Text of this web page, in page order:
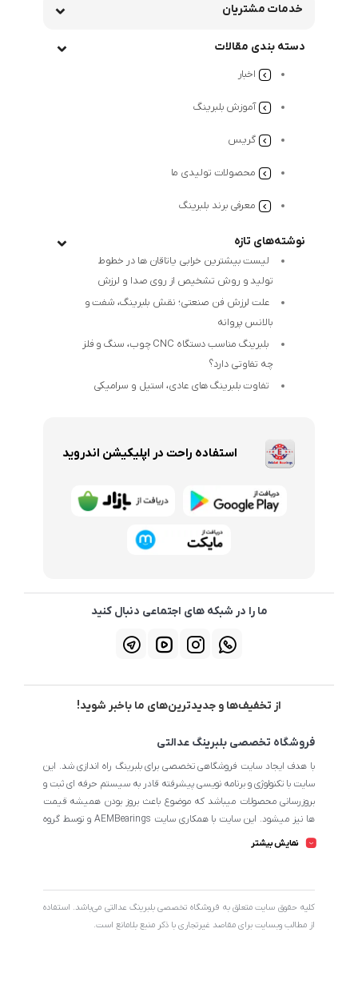
خدمات مشتریان
دسته بندی مقالات
اخبار
آموزش بلبرینگ
گریس
محصولات تولیدی ما
معرفی برند بلبرینگ
نوشته‌های تازه
لیست بیشترین خرابی‌ یاتاقان ها در خطوط
تولید و روش تشخیص از روی صدا و لرزش
علت لرزش فن صنعتی؛ نقش بلبرینگ، شفت و
بالانس پروانه
بلبرینگ مناسب دستگاه CNC چوب، سنگ و فلز
چه تفاوتی دارد؟
تفاوت بلبرینگ های عادی، استیل و سرامیکی
استفاده راحت در اپلیکیشن اندروید
ما را در شبکه های اجتماعی دنبال کنید
از تخفیف‌ها و جدیدترین‌های ما باخبر شوید!
فروشگاه تخصصی بلبرینگ عدالتی
با هدف ایجاد سایت فروشگاهی تخصصی برای بلبرینگ راه اندازی شد. این
سایت با تکنولوژی و برنامه نویسی پیشرفته قادر به سیستم حرفه ای ثبت و
بروزرسانی محصولات میباشد که موضوع باعث بروز بودن همیشه قیمت
ها نیز میشود. این سایت با همکاری سایت AEMBearings و توسط گروه
فروشگاه انتخاب و خریداری نمایند.
نمایش بیشتر
کليه حقوق سايت متعلق به فروشگاه تخصصی بلبرینگ عدالتی می‌باشد. استفاده
از مطالب وبسایت برای مقاصد غیرتجاری با ذکر منبع بلامانع است.